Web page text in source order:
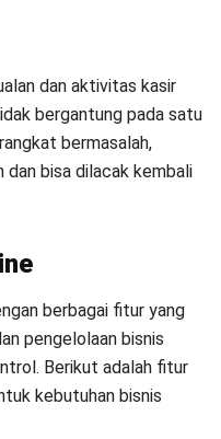
dan aktivitas kasir
bergantung pada satu
bermasalah,
bisa dilacak kembali
berbagai fitur yang
pengelolaan bisnis
Berikut adalah fitur
kebutuhan bisnis